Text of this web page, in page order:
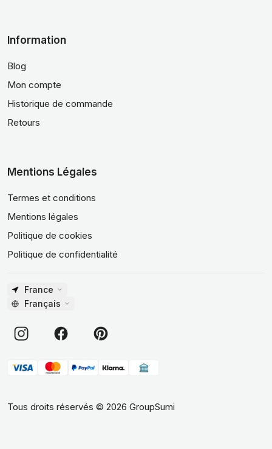
Information
Blog
Mon compte
Historique de commande
Retours
Mentions Légales
Termes et conditions
Mentions légales
Politique de cookies
Politique de confidentialité
France
Français
Tous droits réservés © 2026 GroupSumi